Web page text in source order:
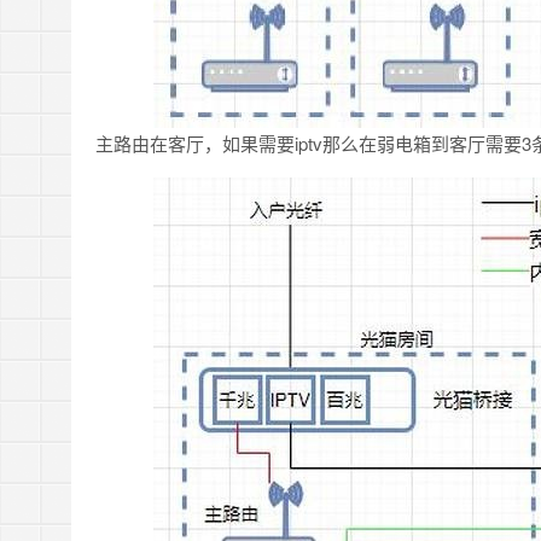
主路由在客厅，如果需要iptv那么在弱电箱到客厅需要3